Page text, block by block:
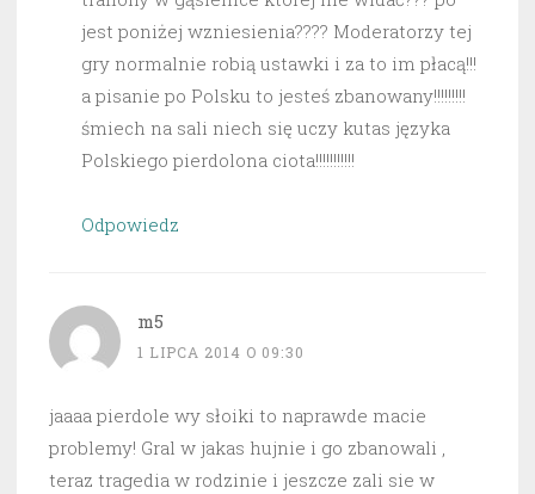
jest poniżej wzniesienia???? Moderatorzy tej
gry normalnie robią ustawki i za to im płacą!!!
a pisanie po Polsku to jesteś zbanowany!!!!!!!!!
śmiech na sali niech się uczy kutas języka
Polskiego pierdolona ciota!!!!!!!!!!!
Odpowiedz
m5
1 LIPCA 2014 O 09:30
jaaaa pierdole wy słoiki to naprawde macie
problemy! Gral w jakas hujnie i go zbanowali ,
teraz tragedia w rodzinie i jeszcze zali sie w